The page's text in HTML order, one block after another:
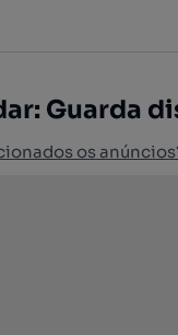
Guarda
os